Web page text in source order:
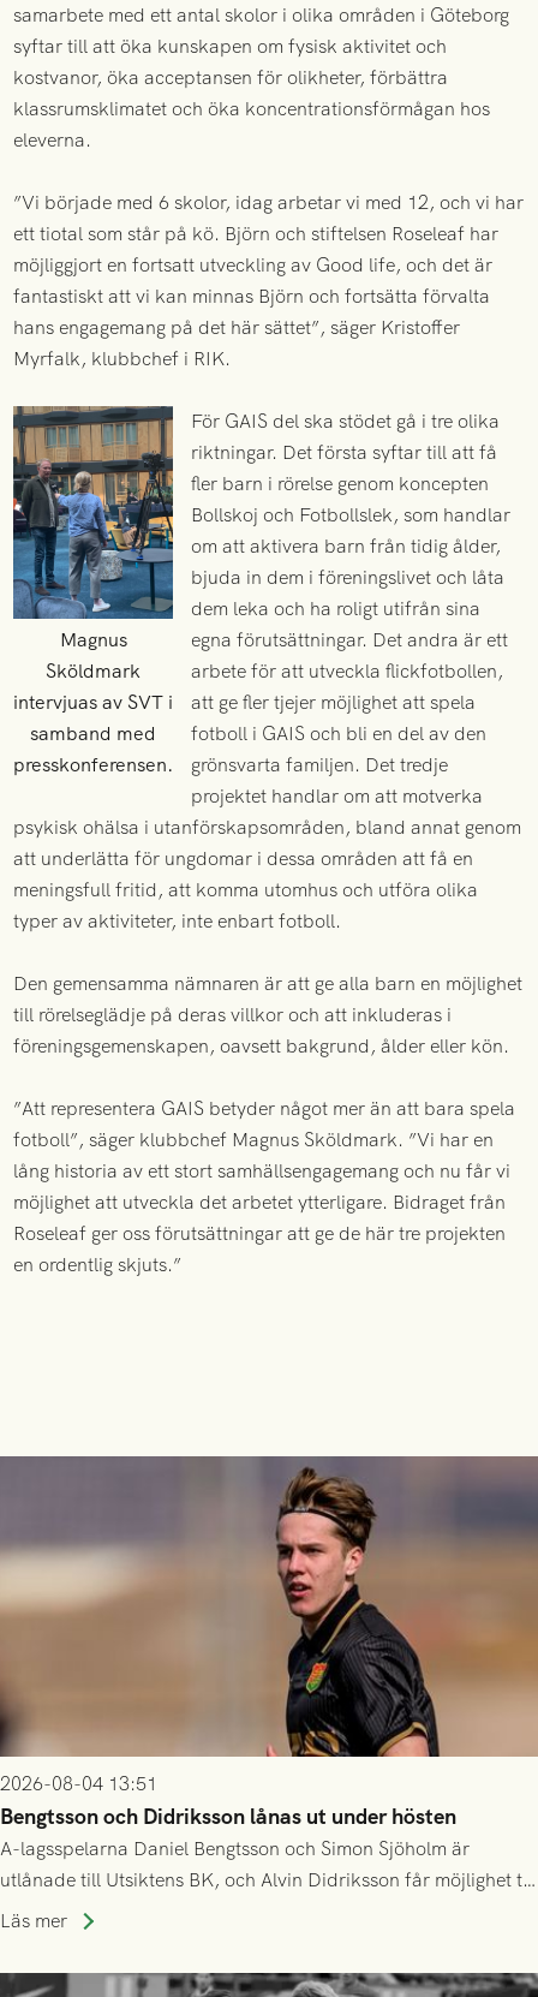
samarbete med ett antal skolor i olika områden i Göteborg
syftar till att öka kunskapen om fysisk aktivitet och
kostvanor, öka acceptansen för olikheter, förbättra
klassrumsklimatet och öka koncentrationsförmågan hos
eleverna.
”Vi började med 6 skolor, idag arbetar vi med 12, och vi har
ett tiotal som står på kö. Björn och stiftelsen Roseleaf har
möjliggjort en fortsatt utveckling av Good life, och det är
fantastiskt att vi kan minnas Björn och fortsätta förvalta
hans engagemang på det här sättet”, säger Kristoffer
Myrfalk, klubbchef i RIK.
Magnus
Sköldmark
intervjuas av SVT i
samband med
presskonferensen.
För GAIS del ska stödet gå i tre olika
riktningar. Det första syftar till att få
fler barn i rörelse genom koncepten
Bollskoj och Fotbollslek, som handlar
om att aktivera barn från tidig ålder,
bjuda in dem i föreningslivet och låta
dem leka och ha roligt utifrån sina
egna förutsättningar. Det andra är ett
arbete för att utveckla flickfotbollen,
att ge fler tjejer möjlighet att spela
fotboll i GAIS och bli en del av den
grönsvarta familjen. Det tredje
projektet handlar om att motverka
psykisk ohälsa i utanförskapsområden, bland annat genom
att underlätta för ungdomar i dessa områden att få en
meningsfull fritid, att komma utomhus och utföra olika
typer av aktiviteter, inte enbart fotboll.
Den gemensamma nämnaren är att ge alla barn en möjlighet
till rörelseglädje på deras villkor och att inkluderas i
föreningsgemenskapen, oavsett bakgrund, ålder eller kön.
”Att representera GAIS betyder något mer än att bara spela
fotboll”, säger klubbchef Magnus Sköldmark. ”Vi har en
lång historia av ett stort samhällsengagemang och nu får vi
möjlighet att utveckla det arbetet ytterligare. Bidraget från
Roseleaf ger oss förutsättningar att ge de här tre projekten
en ordentlig skjuts.”
2026-08-04 13:51
Bengtsson och Didriksson lånas ut under hösten
A-lagsspelarna Daniel Bengtsson och Simon Sjöholm är
utlånade till Utsiktens BK, och Alvin Didriksson får möjlighet till
speltid i Hestrafors genom föreningssamarbete.
Läs mer